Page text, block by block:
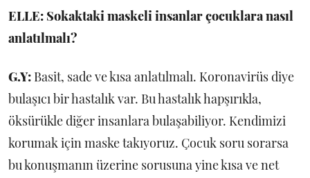
ELLE: Sokaktaki maskeli insanlar çocuklara nasıl
anlatılmalı?
G.Y: Basit, sade ve kısa anlatılmalı. Koronavirüs diye
bulaşıcı bir hastalık var. Bu hastalık hapşırıkla,
öksürükle diğer insanlara bulaşabiliyor. Kendimizi
korumak için maske takıyoruz. Çocuk soru sorarsa
bu konuşmanın üzerine sorusuna yine kısa ve net